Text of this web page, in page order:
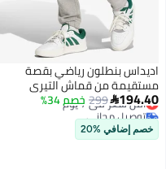
بنطلون رياضي بقصة
من قماش التيري
لجميع المواسم
299خصم 34%في 7 يوم
مجاني
في 7 يوم
%20